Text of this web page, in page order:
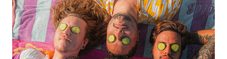
(FOTO: Divulgação) "Momentos lindos, vividos intensamente, pra
relembrarmos e nos emocionarmos. Obrigada a todos que fazem parte
da construção desse trabalho que começou há tanto tempo. Obrigada a
Deus por nos permitir e guiar o nosso caminho", diz a professora